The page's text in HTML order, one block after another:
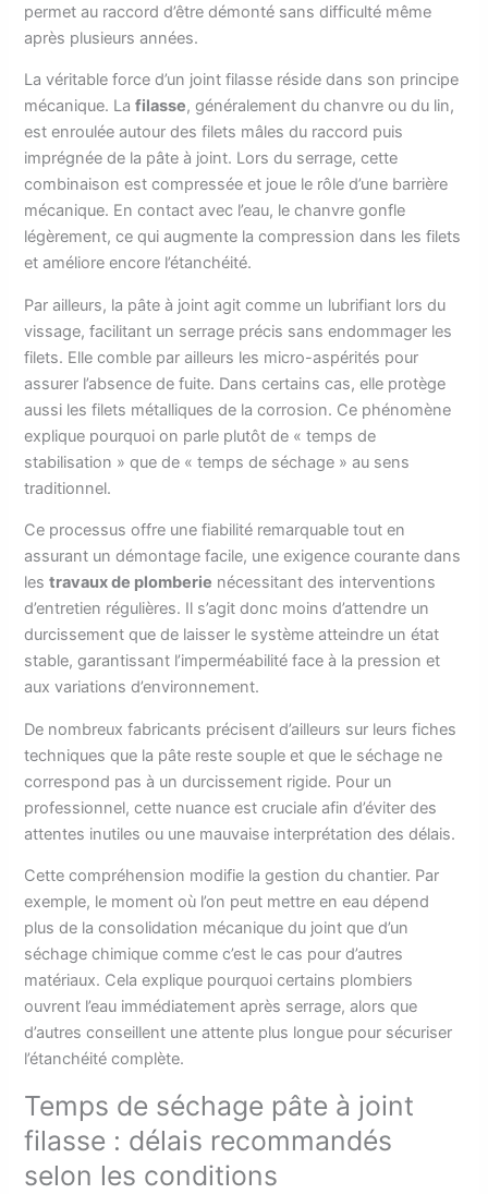
permet au raccord d’être démonté sans difficulté même
après plusieurs années.
La véritable force d’un joint filasse réside dans son principe
mécanique. Lafilasse, généralement du chanvre ou du lin,
est enroulée autour des filets mâles du raccord puis
imprégnée de la pâte à joint. Lors du serrage, cette
combinaison est compressée et joue le rôle d’une barrière
mécanique. En contact avec l’eau, le chanvre gonfle
légèrement, ce qui augmente la compression dans les filets
et améliore encore l’étanchéité.
Par ailleurs, la pâte à joint agit comme un lubrifiant lors du
vissage, facilitant un serrage précis sans endommager les
filets. Elle comble par ailleurs les micro-aspérités pour
assurer l’absence de fuite. Dans certains cas, elle protège
aussi les filets métalliques de la corrosion. Ce phénomène
explique pourquoi on parle plutôt de « temps de
stabilisation » que de « temps de séchage » au sens
traditionnel.
Ce processus offre une fiabilité remarquable tout en
assurant un démontage facile, une exigence courante dans
lestravaux de plomberie nécessitant des interventions
d’entretien régulières. Il s’agit donc moins d’attendre un
durcissement que de laisser le système atteindre un état
stable, garantissant l’imperméabilité face à la pression et
aux variations d’environnement.
De nombreux fabricants précisent d’ailleurs sur leurs fiches
techniques que la pâte reste souple et que le séchage ne
correspond pas à un durcissement rigide. Pour un
professionnel, cette nuance est cruciale afin d’éviter des
attentes inutiles ou une mauvaise interprétation des délais.
Cette compréhension modifie la gestion du chantier. Par
exemple, le moment où l’on peut mettre en eau dépend
plus de la consolidation mécanique du joint que d’un
séchage chimique comme c’est le cas pour d’autres
matériaux. Cela explique pourquoi certains plombiers
ouvrent l’eau immédiatement après serrage, alors que
d’autres conseillent une attente plus longue pour sécuriser
l’étanchéité complète.
Temps de séchage pâte à joint
filasse : délais recommandés
selon les conditions